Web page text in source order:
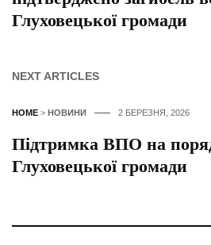
Глуховецької громади
NEXT ARTICLES
HOME > НОВИНИ 2 БЕРЕЗНЯ, 2026
Підтримка ВПО на
Глуховецької громади